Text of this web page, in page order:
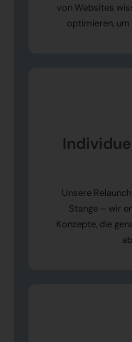
von Websites
optimieren, um
Unsere
Stange – wir
Konzepte, die